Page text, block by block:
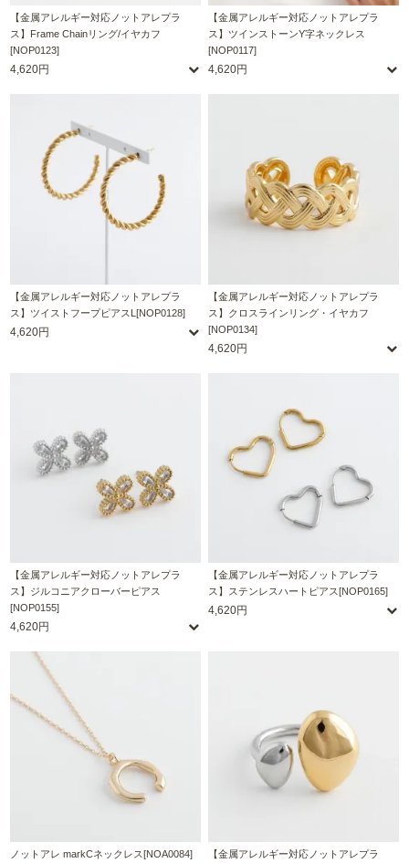
【金属アレルギー対応ノットアレプラ
ス】Frame Chainリング/イヤカフ
[NOP0123]
4,620円
【金属アレルギー対応ノットアレプラ
ス】ツインストーンY字ネックレス
[NOP0117]
4,620円
【金属アレルギー対応ノットアレプラ
ス】ツイストフープピアスL[NOP0128]
4,620円
【金属アレルギー対応ノットアレプラ
ス】クロスラインリング・イヤカフ
[NOP0134]
4,620円
【金属アレルギー対応ノットアレプラ
ス】ジルコニアクローバーピアス
[NOP0155]
4,620円
【金属アレルギー対応ノットアレプラ
ス】ステンレスハートピアス[NOP0165]
4,620円
ノットアレ markCネックレス[NOA0084]
【金属アレルギー対応ノットアレプラ